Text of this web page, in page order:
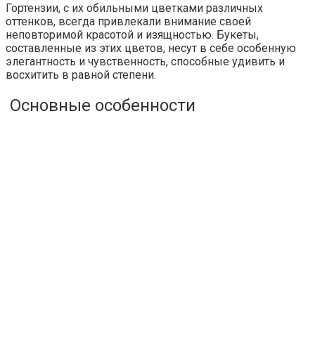
Гортензии, с их обильными цветками различных
оттенков, всегда привлекали внимание своей
неповторимой красотой и изящностью. Букеты,
составленные из этих цветов, несут в себе особенную
элегантность и чувственность, способные удивить и
восхитить в равной степени.
Основные особенности